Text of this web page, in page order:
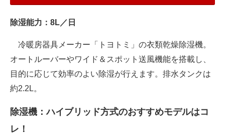
除湿能力：8L／日
冷暖房器具メーカー「トヨトミ」の衣類乾燥除湿機。
オートルーバーやワイド＆スポット送風機能を搭載し、
目的に応じて効率のよい除湿が行えます。排水タンクは
約2.2L。
除湿機：ハイブリッド方式のおすすめモデルはコ
レ！